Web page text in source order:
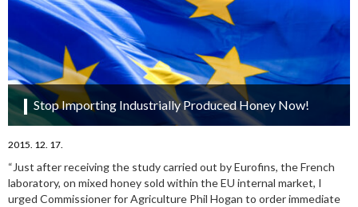
Stop Importing Industrially Produced Honey Now!
2015. 12. 17.
“Just after receiving the study carried out by Eurofins, the French
laboratory, on mixed honey sold within the EU internal market, I
urged Commissioner for Agriculture Phil Hogan to order immediate